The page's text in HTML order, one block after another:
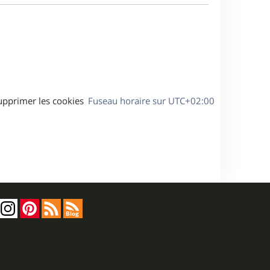
Fuseau horaire sur UTC+02:00
les cookies